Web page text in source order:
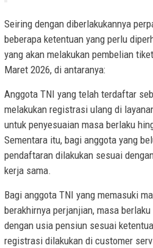
Seiring dengan diberlakukannya
beberapa ketentuan yang perlu
yang akan melakukan pembelian
Maret 2026, di antaranya:
Anggota TNI yang telah terdaftar
melakukan registrasi ulang di
untuk penyesuaian masa berlaku
Sementara itu, bagi anggota yang
pendaftaran dilakukan sesuai
kerja sama.
Bagi anggota TNI yang memasuki
berakhirnya perjanjian, masa
dengan usia pensiun sesuai
registrasi dilakukan di customer